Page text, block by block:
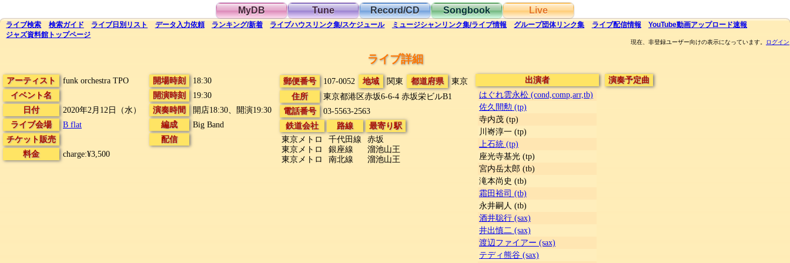
MyDB Tune Record/CD Songbook Live
ライブ検索 検索ガイド ライブ日別 リスト データ入力依頼 ランキング/新着 ライブハウス リンク集/スケジュール ミュージシャンリンク集/ライブ情報 グループ団体リンク集 ライブ配信情報 YouTube動画アップロード速報
ジャズ資料館 トップページ
現在、非登録ユーザー向けの表示になっています。 ログイン
ライブ詳細
アーティスト
funk orchestra TPO
イベント名
日付
2020年2月12日（水）
ライブ会場
B flat
チケット販売
料金
charge:¥3,500
開場時刻
18:30
開演時刻
19:30
演奏時間
開店18:30、開演19:30
編成
Big Band
配信
郵便番号 107-0052 地域 関東 都道府県
東京
住所
東京都港区赤坂6-6-4 赤坂栄ビルB1
電話番号
03-5563-2563
鉄道会社
東京メトロ
東京メトロ
東京メトロ
路線
千代田線
銀座線
南北線
最寄り駅
赤坂
溜池山王
溜池山王
出演者
はぐれ雲永松 (cond,comp,arr,tb)
佐久間勲 (tp)
寺内茂 (tp)
川㟢淳一 (tp)
上石統 (tp)
座光寺基光 (tp)
宮内岳太郎 (tb)
滝本尚史 (tb)
霜田裕司 (tb)
永井嗣人 (tb)
酒井聡行 (sax)
井出慎二 (sax)
渡辺ファイアー (sax)
テディ熊谷 (sax)
演奏予定曲